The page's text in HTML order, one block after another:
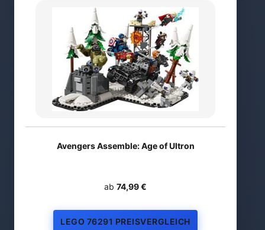
Avengers Assemble: Age of Ultron
ab 74,99 €
LEGO 76291 PREISVERGLEICH